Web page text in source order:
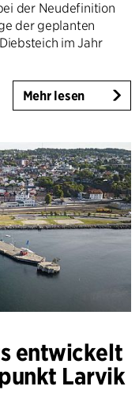
der Neudefinition
der geplanten
im Jahr
Mehr lesen
entwickelt
Larvik